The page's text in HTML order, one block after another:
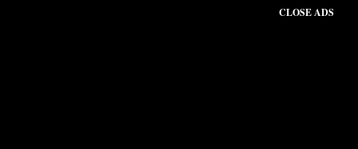
CLOSE ADS